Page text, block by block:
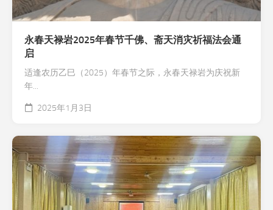
永春天禄岩2025年春节千佛、斋天消灾祈福法会通
启
适逢农历乙巳（2025）年春节之际，永春天禄岩为庆祝新
年...
2025年1月3日